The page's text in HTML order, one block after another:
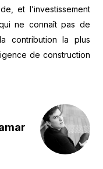
et l’investissement
ne connaît pas de
contribution la plus
de construction